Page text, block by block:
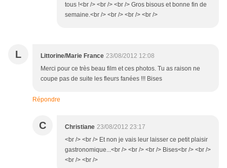
tous !<br /> <br /> <br /> Gros bisous et bonne fin de
semaine.<br /> <br /> <br /> <br />
L Littorine/Marie France 23/08/2012 12:08
Merci pour ce très beau film et ces photos. Tu as raison ne
coupe pas de suite les fleurs fanées !!! Bises
Répondre
C Christiane 23/08/2012 23:17
<br /> <br /> Et non je vais leur laisser ce petit plaisir
gastronomique...<br /> <br /> <br /> Bises<br /> <br />
<br /> <br />